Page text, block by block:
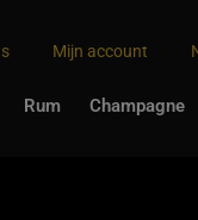
Mijn account
Rum Champagne